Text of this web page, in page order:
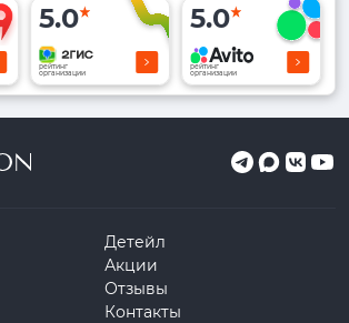
5.0
рейтинг
организации
5.0
рейтинг
организации
Детейл
Акции
Отзывы
Контакты